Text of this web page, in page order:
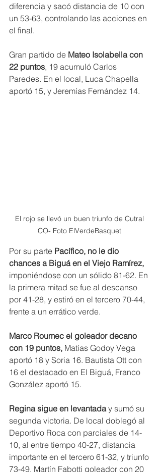
diferencia y sacó distancia de 10 con
un 53-63, controlando las acciones en
el final.
Gran partido de Mateo Isolabella con
22 puntos, 19 acumuló Carlos
Paredes. En el local, Luca Chapella
aportó 15, y Jeremías Fernández 14.
El rojo se llevó un buen triunfo de Cutral
CO- Foto ElVerdeBasquet
Por su parte Pacífico, no le dio
chances a Biguá en el Viejo Ramírez,
imponiéndose con un sólido 81-62. En
la primera mitad se fue al descanso
por 41-28, y estiró en el tercero 70-44,
frente a un errático verde.
Marco Roumec el goleador decano
con 19 puntos, Matías Godoy Vega
aportó 18 y Soria 16. Bautista Ott con
16 el destacado en El Biguá, Franco
González aportó 15.
Regina sigue en levantada y sumó su
segunda victoria. De local doblegó al
Deportivo Roca con parciales de 14-
10, al entre tiempo 40-27, distancia
importante en el tercero 61-32, y triunfo
73-49. Martín Fabotti goleador con 20